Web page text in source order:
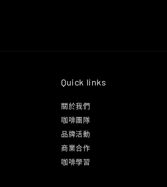
Quick links
關於我們
咖啡團隊
品牌活動
商業合作
咖啡學習